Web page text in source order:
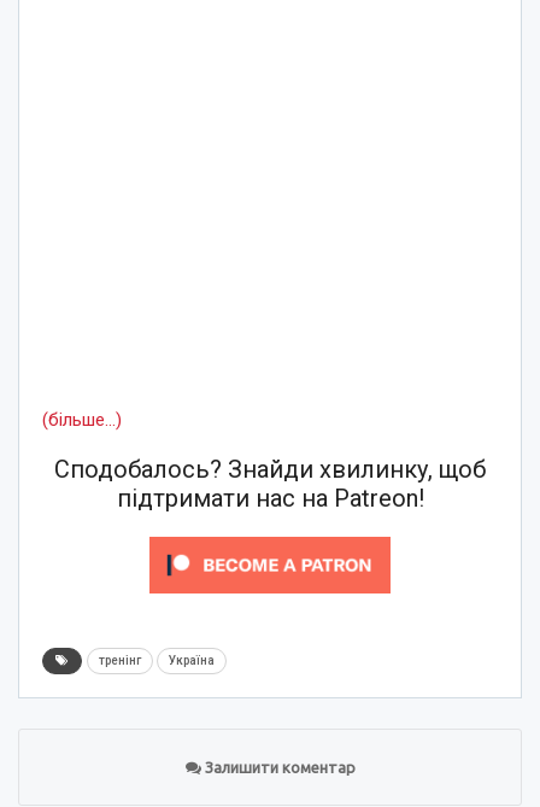
(більше…)
Сподобалось? Знайди хвилинку, щоб
підтримати нас на Patreon!
тренінг Україна
Залишити коментар